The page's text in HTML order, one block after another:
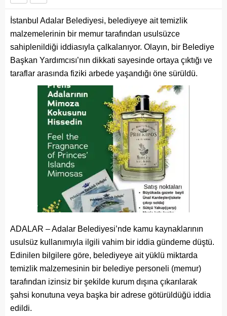
İstanbul Adalar Belediyesi, belediyeye ait temizlik
malzemelerinin bir memur tarafından usulsüzce
sahiplenildiği iddiasıyla çalkalanıyor. Olayın, bir Belediye
Başkan Yardımcısı’nın dikkati sayesinde ortaya çıktığı ve
taraflar arasında fiziki arbede yaşandığı öne sürüldü.
ADALAR – Adalar Belediyesi’nde kamu kaynaklarının
usulsüz kullanımıyla ilgili vahim bir iddia gündeme düştü.
Edinilen bilgilere göre, belediyeye ait yüklü miktarda
temizlik malzemesinin bir belediye personeli (memur)
tarafından izinsiz bir şekilde kurum dışına çıkarılarak
şahsi konutuna veya başka bir adrese götürüldüğü iddia
edildi.